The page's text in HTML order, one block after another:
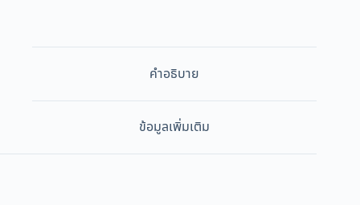
คำอธิบาย
ข้อมูลเพิ่มเติม